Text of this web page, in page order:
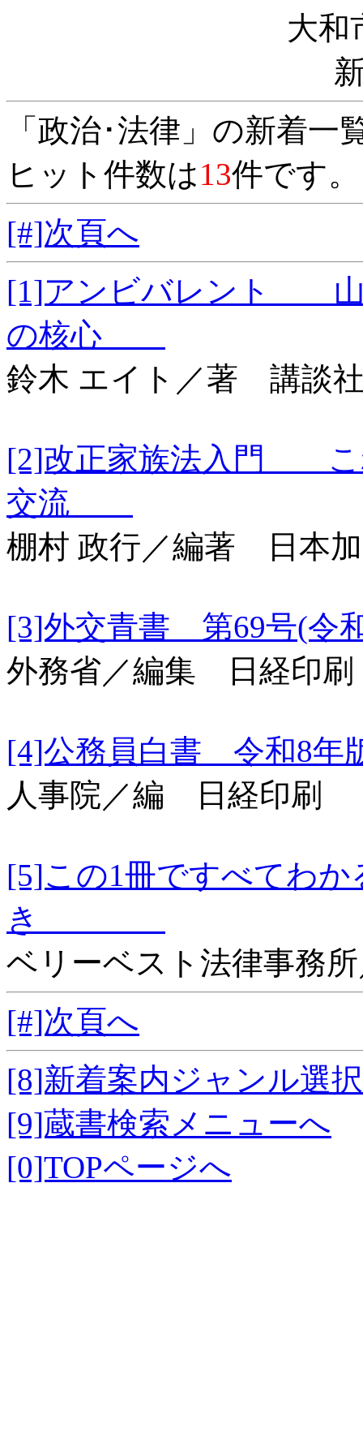
大和
「政治･法律」の新着一
ヒット件数は13件です
[#]次頁へ
[1]アンビバレント 山
の核心
鈴木 エイト／著 講談
[2]改正家族法入門 こ
交流
棚村 政行／編著 日本
[3]外交青書 第69号
外務省／編集 日経印刷
[4]公務員白書 令
人事院／編 日経印刷
[5]この1冊ですべてわか
き
ベリーベスト法律事務
[#]次頁へ
[8]新着案内ジャンル選
[9]蔵書検索メニューへ
[0]TOPページへ